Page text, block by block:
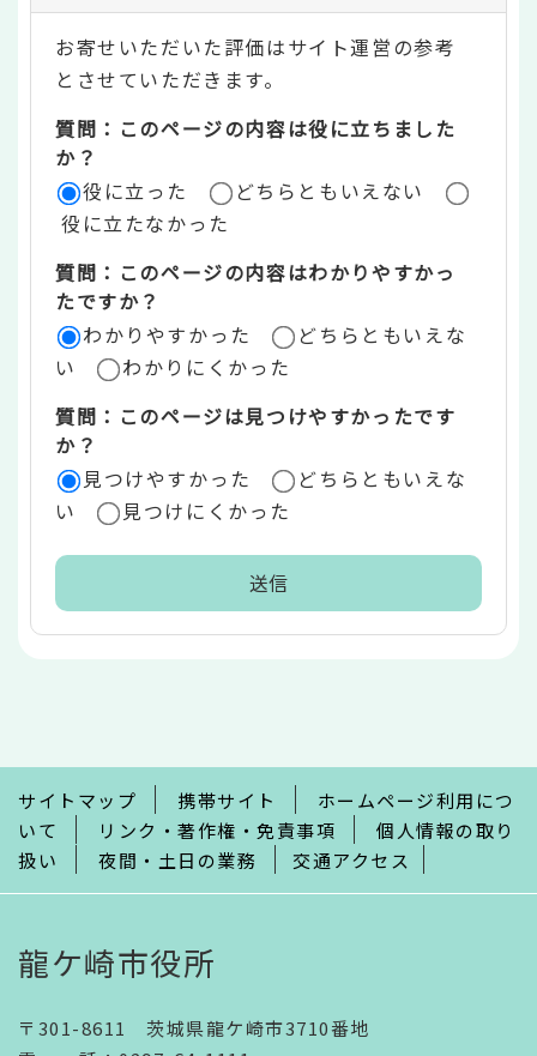
テ
ン
ツ
評
価
リ
ア
お寄せいただいた評価はサイト運営の参考
とさせていただきます。
質問：このページの内容は役に立ちました
か？
役に立った
どちらともいえない
役に立たなかった
質問：このページの内容はわかりやすかっ
たですか？
わかりやすかった
どちらともいえな
い
わかりにくかった
質問：このページは見つけやすかったです
か？
見つけやすかった
どちらともいえな
い
見つけにくかった
で
サイトマップ 携帯サイト
ホームページ利用につ
いて
リンク・著作権・免責事項
個人情報の取り
扱い
夜間・土日の業務 交通アクセス
龍ケ崎市役所
〒301-8611 茨城県龍ケ崎市3710番地